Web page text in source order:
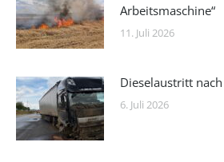
Arbeitsmaschine“
11. Juli 2026
Dieselaustritt
6. Juli 2026